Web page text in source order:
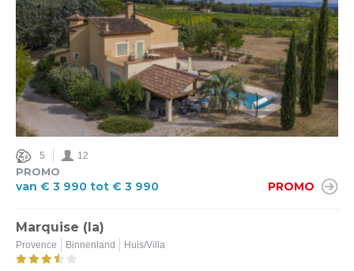
5 12
PROMO
van € 3 990 tot € 3 990 PROMO
Marquise (la)
Provence Binnenland Huis/Villa